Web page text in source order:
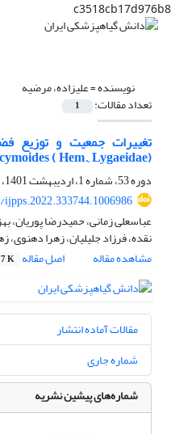
c3518cb17d976b8
نویسنده =علیزاده، مرضیه
تعداد مقالات: 1
cymoides ( Hem., Lygaeidae) در شهرستان کرمانشاه
دوره 53، شماره 1، اردیبهشت 1401، صفحه
عباسعلی زمانی، حمیدرضا پوریان،
نقده، فرزاد جلیلیان، زهرا
مشاهده مقاله
اصل مقاله K
مقالات آماده انتشار
شماره جاری
شماره‌های پیشین نشریه